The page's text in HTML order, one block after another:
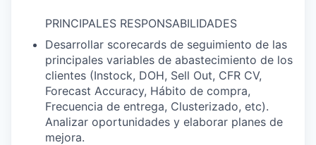
PRINCIPALES RESPONSABILIDADES
Desarrollar scorecards de seguimiento de las
principales variables de abastecimiento de los
clientes (Instock, DOH, Sell Out, CFR CV,
Forecast Accuracy, Hábito de compra,
Frecuencia de entrega, Clusterizado, etc).
Analizar oportunidades y elaborar planes de
mejora.